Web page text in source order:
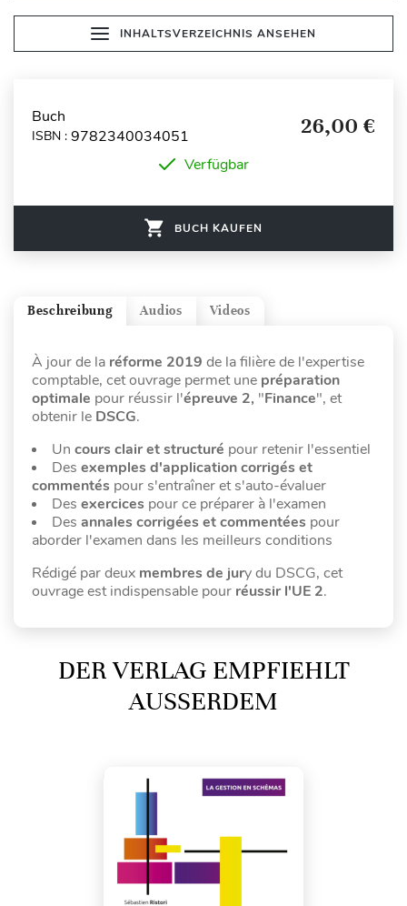
INHALTSVERZEICHNIS ANSEHEN
Buch
ISBN : 9782340034051 26,00 €
Verfügbar
BUCH KAUFEN
Videos
Audios
Beschreibung
À jour de la réforme 2019 de la filière de l'expertise
comptable, cet ouvrage permet une préparation
optimale pour réussir l'épreuve 2, "Finance", et
obtenir le DSCG.
Un cours clair et structuré pour retenir l'essentiel
Des exemples d'application corrigés et
commentés pour s'entraîner et s'auto-évaluer
Des exercices pour ce préparer à l'examen
Des annales corrigées et commentées pour
aborder l'examen dans les meilleurs conditions
Rédigé par deux membres de jury du DSCG, cet
ouvrage est indispensable pour réussir l'UE 2.
DER VERLAG EMPFIEHLT
AUSSERDEM